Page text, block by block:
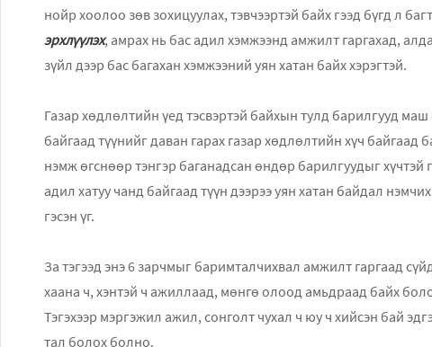
нойр хоолоо зөв зохицуулах, тэвчээртэй байх гээд бүгд л
эрхлүүлэх, амрах нь бас адил хэмжээнд амжилт гаргахад,
зүйл дээр бас багахан хэмжээний уян хатан байх хэрэгтэй.
Газар хөдлөлтийн үед тэсвэртэй байхын тулд барилгууд маш
байгаад түүнийг даван гарах газар хѳдлѳлтийн хүч байгаад
нэмж өгснөөр тэнгэр баганадсан ѳндѳр барилгуудыг хүчтэй
адил хатуу чанд байгаад түүн дээрээ уян хатан байдал
гэсэн үг.
За тэгээд энэ 6 зарчмыг баримталчихвал амжилт гаргаад
хаана ч, хэнтэй ч ажиллаад, мөнгө олоод амьдраад байх
Тэгэхээр мэргэжил ажил, сонголт чухал ч юу ч хийсэн бай
тал болох болно.